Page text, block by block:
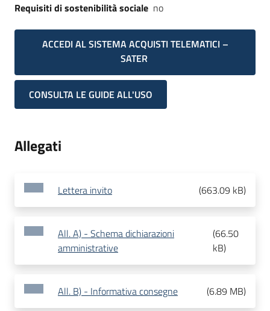
Requisiti di sostenibilità sociale no
ACCEDI AL SISTEMA ACQUISTI TELEMATICI –
SATER
CONSULTA LE GUIDE ALL'USO
Allegati
Lettera invito (663.09 kB)
All. A) - Schema dichiarazioni
amministrative
(66.50
kB)
All. B) - Informativa consegne (6.89 MB)